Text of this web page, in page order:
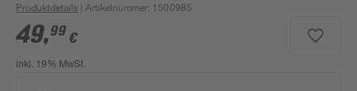
Produktdetails | Artikelnummer: 1500985
49,99 €
inkl. 19% MwSt.